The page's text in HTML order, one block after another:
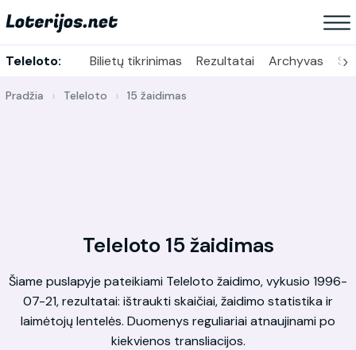
Teleloto: Bilietų tikrinimas Rezultatai Archyvas ›
Pradžia Teleloto 15 žaidimas
Teleloto 15 žaidimas
Šiame puslapyje pateikiami Teleloto žaidimo, vykusio 1996-
07-21, rezultatai: ištraukti skaičiai, žaidimo statistika ir
laimėtojų lentelės. Duomenys reguliariai atnaujinami po
kiekvienos transliacijos.